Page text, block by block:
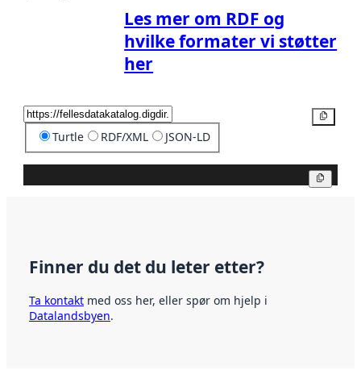
Les mer om RDF og
hvilke formater vi støtter
her
Turtle RDF/XML JSON-LD
Finner du det du leter etter?
Ta kontakt med oss her, eller spør om hjelp i
Datalandsbyen.